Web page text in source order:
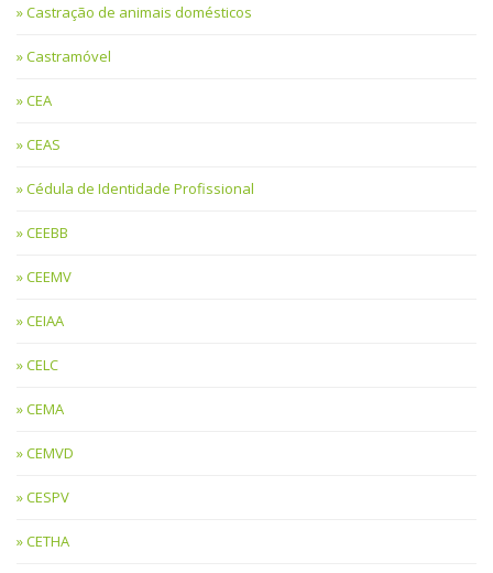
Castração de animais domésticos
Castramóvel
CEA
CEAS
Cédula de Identidade Profissional
CEEBB
CEEMV
CEIAA
CELC
CEMA
CEMVD
CESPV
CETHA